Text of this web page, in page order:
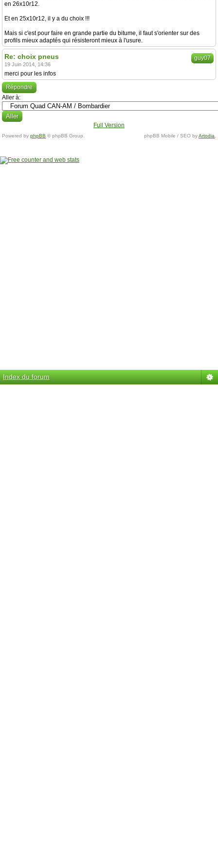
en 26x10r12.
Et en 25x10r12, il y a du choix !!!
Mais si c'est pour faire en grande partie du bitume, il faut s'orienter sur des
profils mieux adaptés qui résisteront mieux à l'usure.
guy07
Re: choix pneus
19 Juin 2014, 14:36
merci pour les infos
Répondre
Aller à:
Full Version
Powered by phpBB © phpBB Group. phpBB Mobile / SEO byArtodia
Index du forum